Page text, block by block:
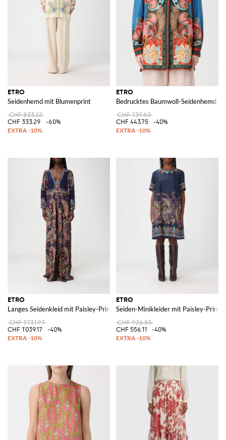
ETRO
Seidenhemd mit Blumenprint
CHF 833.22
CHF 333.29
-60%
ETRO
Bedrucktes Baumwoll-Seidenhemd
CHF 739.60
CHF 443.75
-40%
ETRO
Langes Seidenkleid mit Paisley-Print
CHF 1'731.97
CHF 1'039.17
-40%
ETRO
Seiden-Minikleider mit Paisley-Print
CHF 926.85
CHF 556.11
-40%